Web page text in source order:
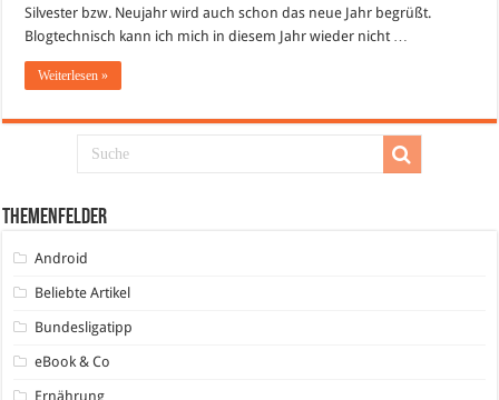
Silvester bzw. Neujahr wird auch schon das neue Jahr begrüßt.
Blogtechnisch kann ich mich in diesem Jahr wieder nicht …
Weiterlesen »
Themenfelder
Android
Beliebte Artikel
Bundesligatipp
eBook & Co
Ernährung